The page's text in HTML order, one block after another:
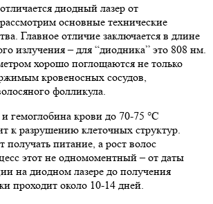
диодный лазер от
основные технические
Главное отличие заключается в длине
излучения – для “диодника” это 808 нм.
хорошо поглощаются не только
кровеносных сосудов,
фолликула.
гемоглобина крови до 70-75 °С
к разрушению клеточных структур.
получать питание, а рост волос
этот не одномоментный – от даты
на диодном лазере до получения
проходит около 10-14 дней.